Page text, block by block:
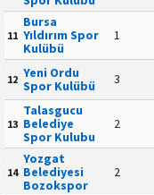
11
Bursa
Yıldırım Spor
Kulübü
1
12 Yeni Ordu
Spor Kulübü
3
13
Talasgucu
Belediye
Spor Kulubu
2
14
Yozgat
Belediyesi
Bozokspor
2